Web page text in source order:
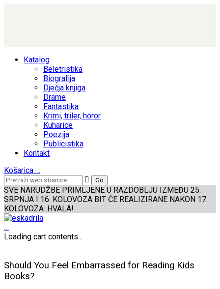
Katalog
Beletristika
Biografija
Dječja knjiga
Drame
Fantastika
Krimi, triler, horor
Kuharice
Poezija
Publicistika
Kontakt
Košarica …
SVE NARUDŽBE PRIMLJENE U RAZDOBLJU IZMEĐU 25.
SRPNJA I 16. KOLOVOZA BIT ĆE REALIZIRANE NAKON 17.
KOLOVOZA. HVALA!
…
Loading cart contents...
Should You Feel Embarrassed for Reading Kids
Books?